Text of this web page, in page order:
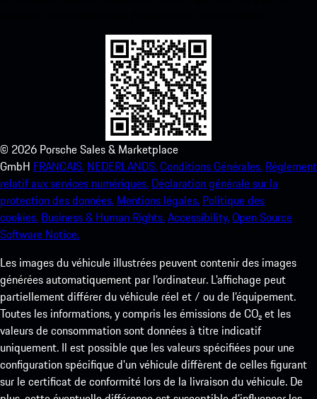
© 2026 Porsche Sales & Marketplace
GmbH FRANCAIS. NEDERLANDS.Conditions Générales. Règlement
relatif aux services numériques. Déclaration générale sur la
protection des données. Mentions légales. Politique des
cookies. Business & Human Rights.Accessibility.Open Source
Software Notice.
Les images du véhicule illustrées peuvent contenir des images
générées automatiquement par l’ordinateur. L’affichage peut
partiellement différer du véhicule réel et / ou de l’équipement.
Toutes les informations, y compris les émissions de CO₂ et les
valeurs de consommation sont données à titre indicatif
uniquement. Il est possible que les valeurs spécifiées pour une
configuration spécifique d'un véhicule diffèrent de celles figurant
sur le certificat de conformité lors de la livraison du véhicule. De